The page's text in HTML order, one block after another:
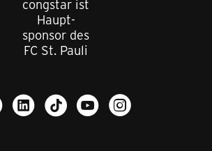
congstar ist
Haupt-
sponsor des
FC St. Pauli